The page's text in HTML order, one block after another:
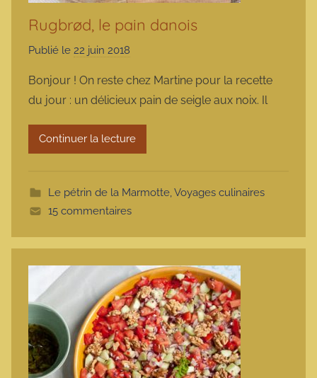
Rugbrød, le pain danois
Publié le 22 juin 2018
r
m
a
r
t
t
e
Bonjour ! On reste chez Martine pour la recette
du jour : un délicieux pain de seigle aux noix. Il
Continuer la lecture
Le pétrin de la Marmotte,Voyages culinaires
15 commentaires